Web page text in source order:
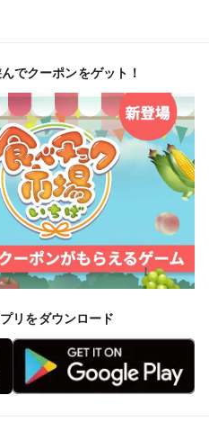
でクーポンをゲット！
リをダウンロード